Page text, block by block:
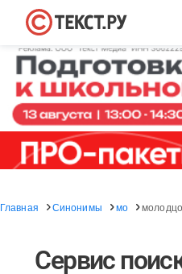
Главная Синонимы мо
Сервис